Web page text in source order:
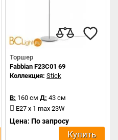
Торшер
Fabbian F23C01 69
Коллекция: Stick
В: 160 см Д: 43 см
E27 x 1 max 23W
Цена: По запросу
Купить